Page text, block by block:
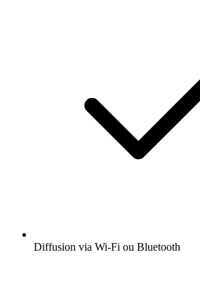
Diffusion via Wi-Fi ou Bluetooth